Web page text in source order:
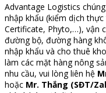
Advantage Logistics
nhập khẩu (kiểm dịch
Certificate, Phyto,…), vận
đường bộ, đường hàng
nhập khẩu và cho thuê
làm các mặt hàng nông
nhu cầu, vui lòng liên hệ
hoặc Mr. Thắng (SĐT/